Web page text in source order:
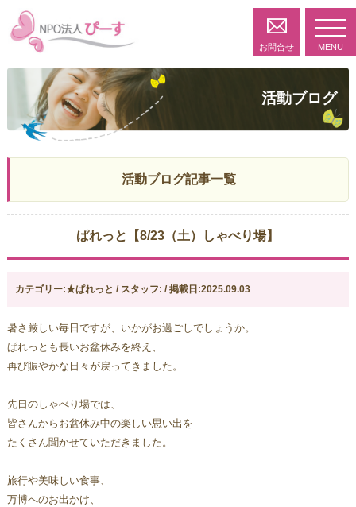
お問合せ MENU
活動ブログ
活動ブログ記事一覧
ぱれっと【8/23（土）しゃべり場】
カテゴリー:★ぱれっと / スタッフ: / 掲載日:2025.09.03
暑さ厳しい毎日ですが、いかがお過ごしでしょうか。
ぱれっとも長いお盆休みを終え、
再び賑やかな日々が戻ってきました。
先日のしゃべり場では、
皆さんからお盆休み中の楽しい思い出を
たくさん聞かせていただきました。
旅行や美味しい食事、
万博へのお出かけ、